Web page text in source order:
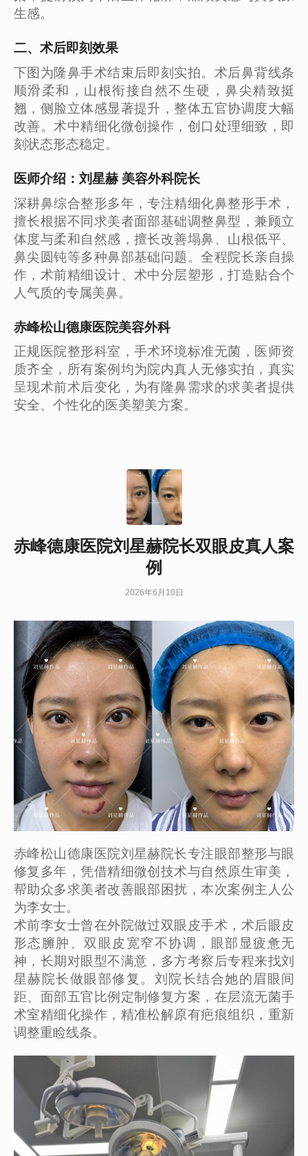
生感。
二、术后即刻效果
下图为隆鼻手术结束后即刻实拍。术后鼻背线条
顺滑柔和，山根衔接自然不生硬，鼻尖精致挺
翘，侧脸立体感显著提升，整体五官协调度大幅
改善。术中精细化微创操作，创口处理细致，即
刻状态形态稳定。
医师介绍：刘星赫 美容外科院长
深耕鼻综合整形多年，专注精细化鼻整形手术，
擅长根据不同求美者面部基础调整鼻型，兼顾立
体度与柔和自然感，擅长改善塌鼻、山根低平、
鼻尖圆钝等多种鼻部基础问题。全程院长亲自操
作，术前精细设计、术中分层塑形，打造贴合个
人气质的专属美鼻。
赤峰松山德康医院美容外科
正规医院整形科室，手术环境标准无菌，医师资
质齐全，所有案例均为院内真人无修实拍，真实
呈现术前术后变化，为有隆鼻需求的求美者提供
安全、个性化的医美塑美方案。
赤峰德康医院刘星赫院长双眼皮真人案
例
2026年6月10日
赤峰松山德康医院刘星赫院长专注眼部整形与眼
修复多年，凭借精细微创技术与自然原生审美，
帮助众多求美者改善眼部困扰，本次案例主人公
为李女士。
术前李女士曾在外院做过双眼皮手术，术后眼皮
形态臃肿、双眼皮宽窄不协调，眼部显疲惫无
神，长期对眼型不满意，多方考察后专程来找刘
星赫院长做眼部修复。刘院长结合她的眉眼间
距、面部五官比例定制修复方案，在层流无菌手
术室精细化操作，精准松解原有疤痕组织，重新
调整重睑线条。